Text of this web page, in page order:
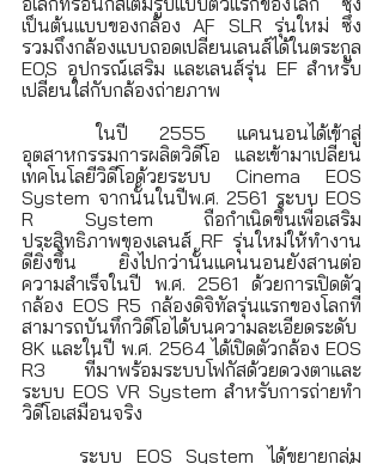
เป็นต้นแบบของกล้อง AF SLR รุ่นใหม่ ซึ่ง
รวมถึงกล้องแบบถอดเปลี่ยนเลนส์ได้ในตระกูล
EOS อุปกรณ์เสริม และเลนส์รุ่น EF สำหรับ
เปลี่ยนใส่กับกล้องถ่ายภาพ
	ในปี 2555 แคนนอนได้เข้าสู่
อุตสาหกรรมการผลิตวิดีโอ และเข้ามาเปลี่ยน
เทคโนโลยีวิดีโอด้วยระบบ Cinema EOS
System จากนั้นในปีพ.ศ. 2561 ระบบ EOS
R System ถือกำเนิดขึ้นเพื่อเสริม
ประสิทธิภาพของเลนส์ RF รุ่นใหม่ให้ทำงาน
ดียิ่งขึ้น ยิ่งไปกว่านั้นแคนนอนยังสานต่อ
ความสำเร็จในปี พ.ศ. 2561 ด้วยการเปิดตัว
กล้อง EOS R5 กล้องดิจิทัลรุ่นแรกของโลกที่
สามารถบันทึกวิดีโอได้บนความละเอียดระดับ
8K และในปี พ.ศ. 2564 ได้เปิดตัวกล้อง EOS
R3 ที่มาพร้อมระบบโฟกัสด้วยดวงตาและ
ระบบ EOS VR System สำหรับการถ่ายทำ
วิดีโอเสมือนจริง